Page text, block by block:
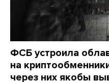
ФСБ устроила
на
через них якобы